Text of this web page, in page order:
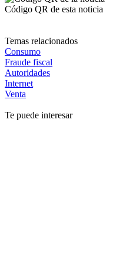
Código QR de esta noticia
Temas relacionados
Consumo
Fraude fiscal
Autoridades
Internet
Venta
Te puede interesar